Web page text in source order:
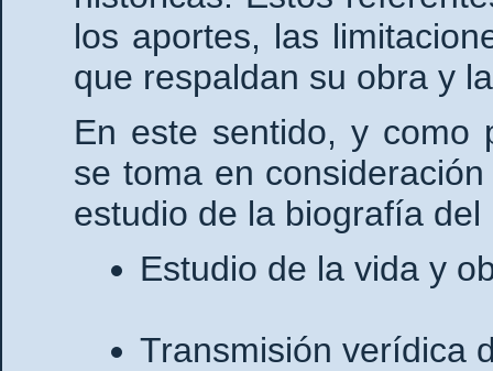
los aportes, las
que respaldan su obra y
En este sentido, y como
se toma en
estudio de la biografía del
Estudio de la vida y
Transmisión verídica